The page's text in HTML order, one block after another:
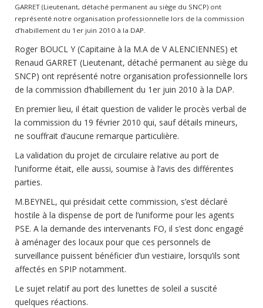
GARRET (Lieutenant, détaché permanent au siège du SNCP) ont
représenté notre organisation professionnelle lors de la commission
d’habillement du 1er juin 2010 à la DAP.
Roger BOUCL Y (Capitaine à la M.A de V ALENCIENNES) et
Renaud GARRET (Lieutenant, détaché permanent au siège du
SNCP) ont représenté notre organisation professionnelle lors
de la commission d’habillement du 1er juin 2010 à la DAP.
En premier lieu, il était question de valider le procès verbal de
la commission du 19 février 2010 qui, sauf détails mineurs,
ne souffrait d’aucune remarque particulière.
La validation du projet de circulaire relative au port de
l’uniforme était, elle aussi, soumise à l’avis des différentes
parties.
M.BEYNEL, qui présidait cette commission, s’est déclaré
hostile à la dispense de port de l’uniforme pour les agents
PSE. A la demande des intervenants FO, il s’est donc engagé
à aménager des locaux pour que ces personnels de
surveillance puissent bénéficier d’un vestiaire, lorsqu’ils sont
affectés en SPIP notamment.
Le sujet relatif au port des lunettes de soleil a suscité
quelques réactions.